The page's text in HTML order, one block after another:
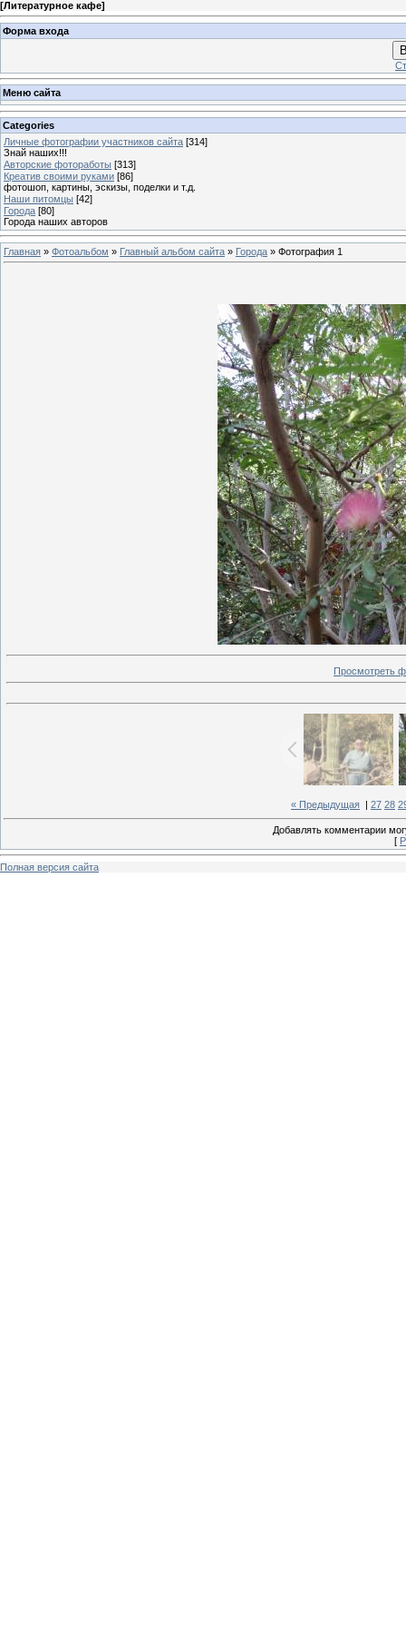
[Литературное кафе]
Форма входа
Меню сайта
Categories
Личные фотографии участников сайта [314]
Знай наших!!!
Авторские фотоработы [313]
Креатив своими руками [86]
фотошоп, картины, эскизы, поделки и т.д.
Наши питомцы [42]
Города [80]
Города наших авторов
Главная » Фотоальбом » Главный альбом сайта » Города » Фотография 1
Просмотреть
« Предыдущая 27 28
Добавлять комментарии
[
Полная версия сайта